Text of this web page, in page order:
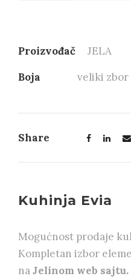
Proizvođač
JELA
Boja
veliki zbor
Share
Kuhinja Evia
Mogućnost prodaje
Kompletan izbor
naJelinom web sajtu.